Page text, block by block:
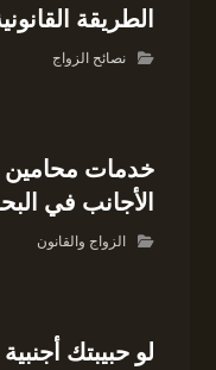
الطريقة
نصائح الزواج
خدمات محامين
الأجانب في
الزواج والقانون
لو حبيبتك